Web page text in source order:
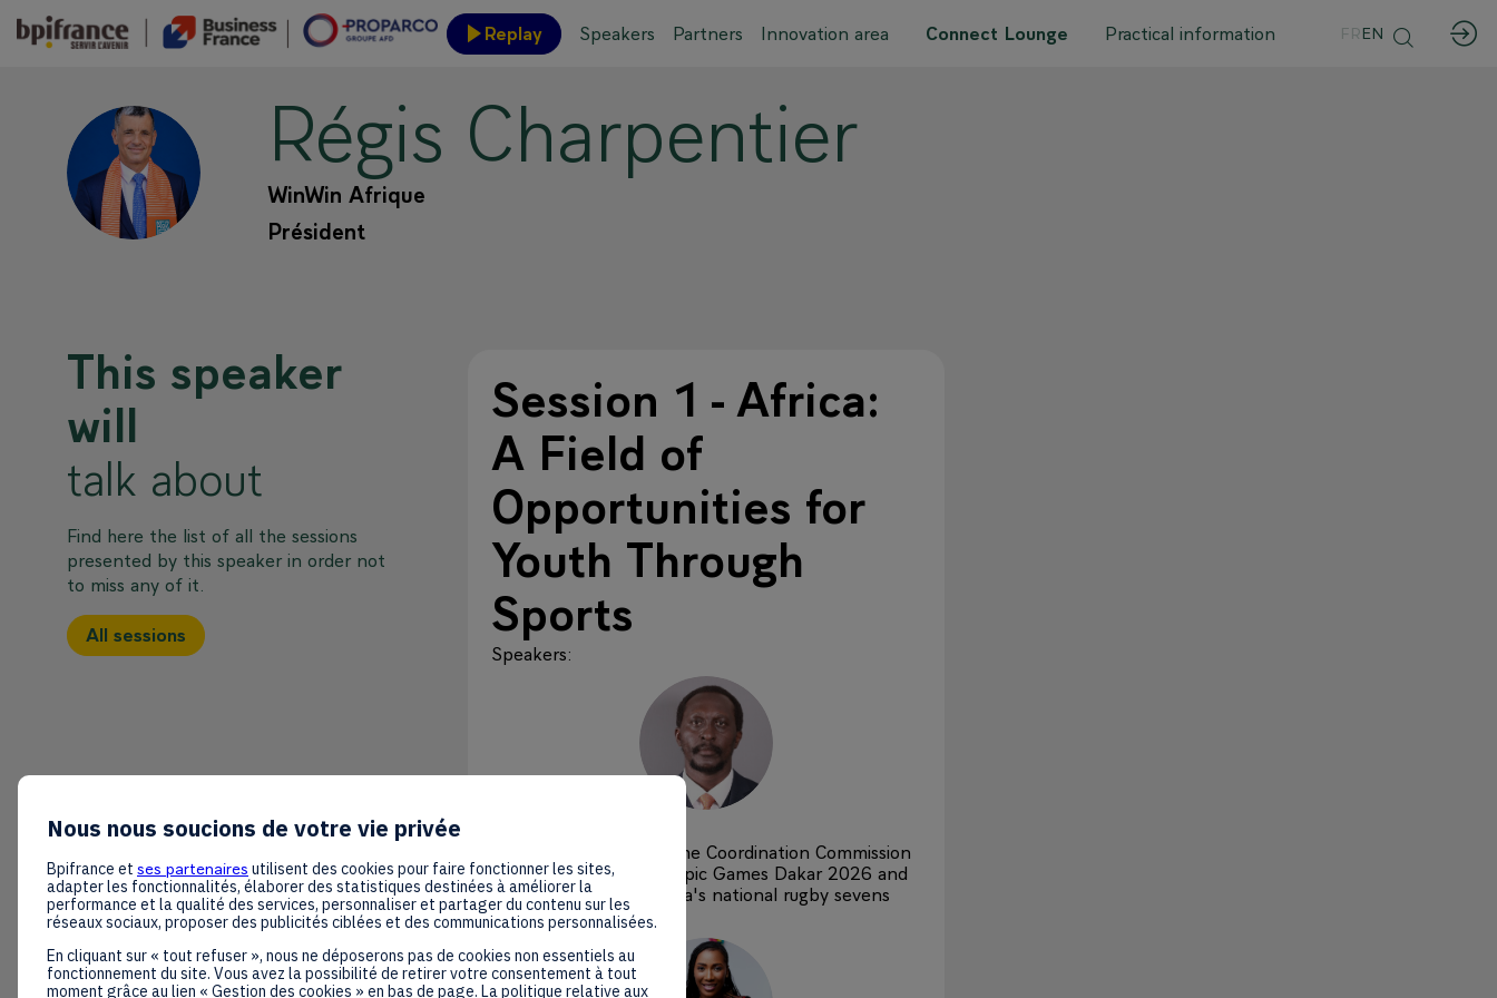
Replay Speakers Partners Innovation area Connect Lounge Practical information
Event site map
FREN
RC Régis Charpentier
WinWin Afrique
Président
This speaker
will
talk about
Find here the list of all the sessions
presented by this speaker in order not
to miss any of it.
All sessions
Session 1 - Africa:
A Field of
Opportunities for
Youth Through
Sports
Speakers:
HK
IOC Member, Chair of the Coordination Commission
for the 4th Youth Olympic Games Dakar 2026 and
former captain of Kenya's national rugby sevens
team
Nous nous soucions de votre vie privée
Bpifrance et ses partenaires utilisent des cookies pour faire fonctionner les sites,
adapter les fonctionnalités, élaborer des statistiques destinées à améliorer la
performance et la qualité des services, personnaliser et partager du contenu sur les
réseaux sociaux, proposer des publicités ciblées et des communications personnalisées.
En cliquant sur « tout refuser », nous ne déposerons pas de cookies non essentiels au
fonctionnement du site. Vous avez la possibilité de retirer votre consentement à tout
moment grâce au lien « Gestion des cookies » en bas de page. La politique relative aux